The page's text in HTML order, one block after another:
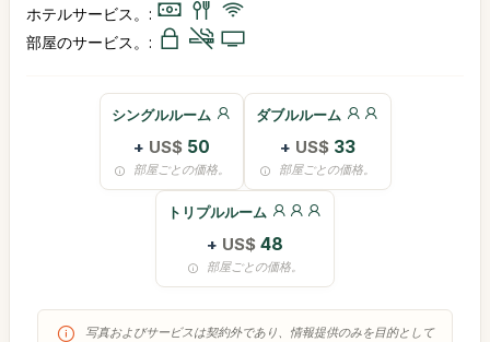
ホテルサービス。:
部屋のサービス。:
シングルルーム
+ US$ 50
部屋ごとの価格。
ダブルルーム
+ US$ 33
部屋ごとの価格。
トリプルルーム
+ US$ 48
部屋ごとの価格。
写真およびサービスは契約外であり、情報提供のみを目的として